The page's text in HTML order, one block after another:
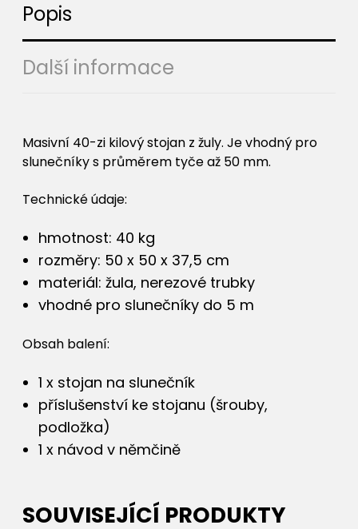
Popis
Další informace
Masivní 40-zi kilový stojan z žuly. Je vhodný pro
slunečníky s průměrem tyče až 50 mm.
Technické údaje:
hmotnost: 40 kg
rozměry: 50 x 50 x 37,5 cm
materiál: žula, nerezové trubky
vhodné pro slunečníky do 5 m
Obsah balení:
1 x stojan na slunečník
příslušenství ke stojanu (šrouby,
podložka)
1 x návod v němčině
SOUVISEJÍCÍ PRODUKTY